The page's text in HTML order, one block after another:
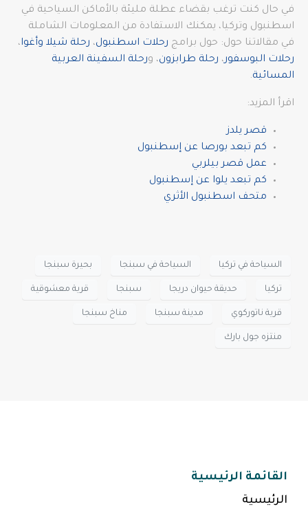
في حال كنت ترغب بقضاء عطلة مليئة بالأماكن السياحية في
اسطنبول وتركيا، يمكنك الاستفادة من المعلومات الشاملة
في مقالاتنا حول: حول برامج رحلات اسطنبول، رحلة شيلا وأغوا،
رحلات البوسفور، رحلة طرابزون، ورحلة السفينة العربية
المسائية.
اقرأ المزيد:
قصر يلدز
كم تبعد بورصا عن إسطنبول
عمل قصر بيلربي
كم تبعد يلوا عن إسطنبول
متحف اسطنبول الأثري
السياحة في تركيا السياحة في سبنجا بحيرة سبنجا
تركيا حديقة حيوان دريجا سبنجا قرية معشوقية
قرية ناتوركوي مدينة سبنجا مناخ سبنجا
منتزه جول بارك
القائمة الرئيسية
الرئيسية